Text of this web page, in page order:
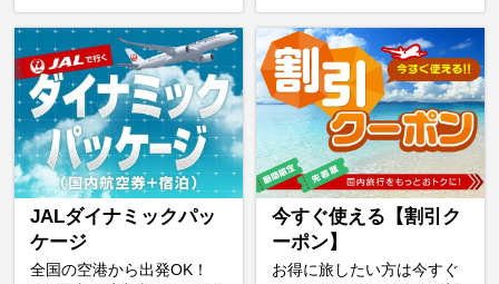
JALダイナミックパッ
ケージ
全国の空港から出発OK！
今すぐ使える【割引ク
ーポン】
お得に旅したい方は今すぐ